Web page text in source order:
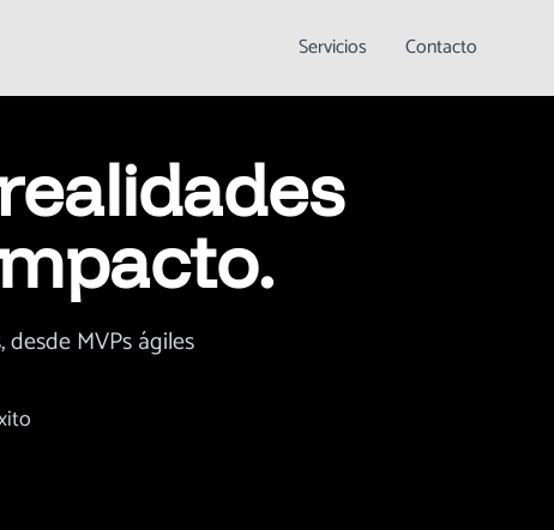
Servicios Contacto
MVPs ágiles